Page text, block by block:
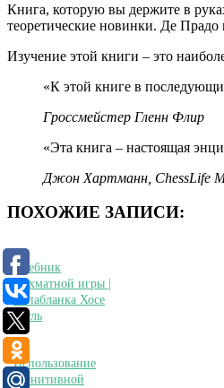
Книга, которую вы держите в
теоретические новинки. Де
Изучение этой книги – это
«К этой книге в
Гроссмейстер Гленн Флир
«Эта книга – настоящая
Джон Хартманн, ChessLife
ПОХОЖИЕ ЗАПИСИ:
Учебник
шахматной игры |
Капабланка Хосе
Рауль
Использование
когнитивной